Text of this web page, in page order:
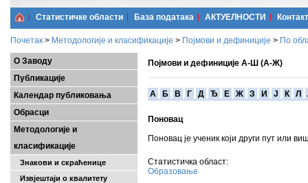
Статистичке области Базa података АКТУЕЛНОСТИ Контакт
Почетак > Методологије и класификације > Појмови и дефиниције > По
О Заводу
Публикације
Календар публиковања
Обрасци
Методологије и
класификације
Знакови и скраћенице
Извјештаји о квалитету
Појмови и дефиниције А-Ш (А-Ж)
A Б В Г Д Ђ Е Ж З И Ј К Л
Поновац
Поновац је ученик који други пут или
Статистичка област:
Образовање